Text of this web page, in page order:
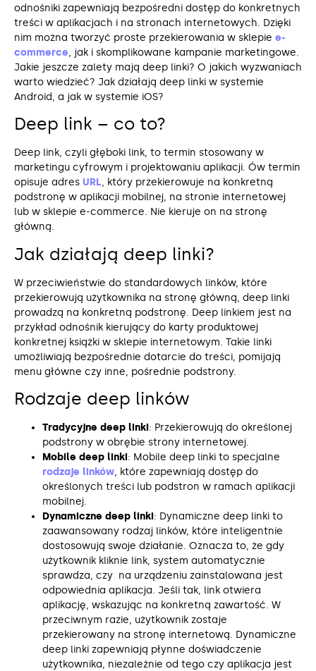
odnośniki zapewniają bezpośredni dostęp do konkretnych
treści w aplikacjach i na stronach internetowych. Dzięki
nim można tworzyć proste przekierowania w sklepie e-
commerce, jak i skomplikowane kampanie marketingowe.
Jakie jeszcze zalety mają deep linki? O jakich wyzwaniach
warto wiedzieć? Jak działają deep linki w systemie
Android, a jak w systemie iOS?
Deep link – co to?
Deep link, czyli głęboki link, to termin stosowany w
marketingu cyfrowym i projektowaniu aplikacji. Ów termin
opisuje adres URL, który przekierowuje na konkretną
podstronę w aplikacji mobilnej, na stronie internetowej
lub w sklepie e-commerce. Nie kieruje on na stronę
główną.
Jak działają deep linki?
W przeciwieństwie do standardowych linków, które
przekierowują użytkownika na stronę główną, deep linki
prowadzą na konkretną podstronę. Deep linkiem jest na
przykład odnośnik kierujący do karty produktowej
konkretnej książki w sklepie internetowym. Takie linki
umożliwiają bezpośrednie dotarcie do treści, pomijają
menu główne czy inne, pośrednie podstrony.
Rodzaje deep linków
Tradycyjne deep linki: Przekierowują do określonej
podstrony w obrębie strony internetowej.
Mobile deep linki: Mobile deep linki to specjalne
rodzaje linków, które zapewniają dostęp do
określonych treści lub podstron w ramach aplikacji
mobilnej.
Dynamiczne deep linki: Dynamiczne deep linki to
zaawansowany rodzaj linków, które inteligentnie
dostosowują swoje działanie. Oznacza to, że gdy
użytkownik kliknie link, system automatycznie
sprawdza, czy na urządzeniu zainstalowana jest
odpowiednia aplikacja. Jeśli tak, link otwiera
aplikację, wskazując na konkretną zawartość. W
przeciwnym razie, użytkownik zostaje
przekierowany na stronę internetową. Dynamiczne
deep linki zapewniają płynne doświadczenie
użytkownika, niezależnie od tego czy aplikacja jest